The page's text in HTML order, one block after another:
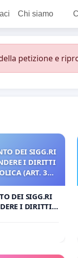
Chi siamo
petizione e
DEI SIGG.RI
I DIRITTI
(ART. 3
DEI SIGG.RI
I DIRITTI
(ART. 3 UDG)